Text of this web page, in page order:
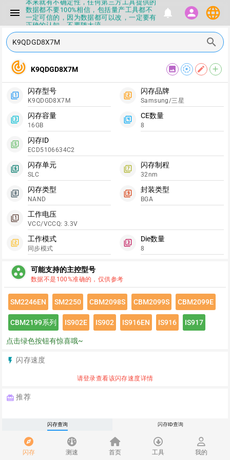
menu
数据都不要100%相信，包括量产工具都不
一定可信的，因为数据都可以改，一定要有
正确的认知，不要随大流
▪如果发现数据有错误，或者存在误导，欢
迎积极反馈，Flashinfo尽量维护最正确的
签啦，使用更加丝滑，快点击下载吧
下载服务会暂停一段时间才能恢复
▪Flashinfo提供的所有数据仅供参考，DIY
本来就有不确定性，任何第三方工具提供的
一定可信的，因为数据都可以改，一定要有
正确的认知，不要随大流
▪如果发现数据有错误，或者存在误导，欢
迎积极反馈，Flashinfo尽量维护最正确的
指导性数据
▪Flashinfo APP更新技术规格和量产工具标
签啦，使用更加丝滑，快点击下载吧
notifications person language
闪存 测速 首页 工具 我的
search
track_changes K9QDGD8X7M image filter_tilt_shift edit add
filter_1
闪存型号
K9QDGD8X7M
filter_2
闪存品牌
Samsung/三星
filter_3
闪存容量
16GB
filter_4
CE数量
8
filter_5
闪存ID
ECD5106634C2
filter_6
闪存单元
SLC
filter_7
闪存制程
32nm
filter_8
闪存类型
NAND
filter_9
封装类型
BGA
filter_1
工作电压
VCC/VCCQ: 3.3V
filter_2
工作模式
同步模式
filter_3
Die数量
8
group_work 可能支持的主控型号
数据不是100%准确的，仅供参考
SM2246EN SM2250 CBM2098S CBM2099S CBM2099E
CBM2199系列 IS902E IS902 IS916EN IS916 IS917
点击绿色按钮有惊喜哦~
flash_on 闪存速度
请登录查看该闪存速度详情
redeem 推荐
翼浪数码淘宝店首页
闪存查询 闪存ID查询